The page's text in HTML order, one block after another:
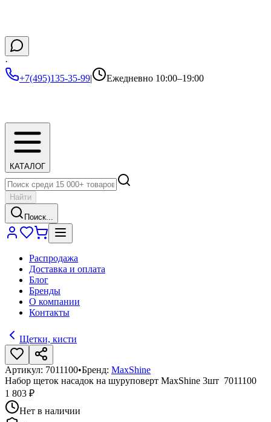
·
+7(495)135-35-99| Ежедневно 10:00–19:00
КАТАЛОГ
Найти
Поиск...
Распродажа
Доставка и оплата
Блог
Бренды
О компании
Контакты
Щетки, кисти
Артикул: 7011100•Бренд: MaxShine
Набор щеток насадок на шуруповерт MaxShine 3шт 7011100
1 803 ₽
Нет в наличии